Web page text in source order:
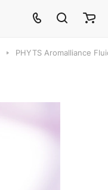
PHYTS Aromalliance